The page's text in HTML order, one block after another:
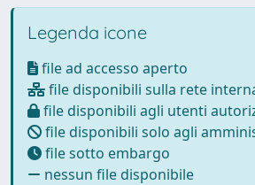
Legenda icone
file ad accesso aperto
file disponibili sulla rete
file disponibili agli utenti
file disponibili solo agli
file sotto embargo
nessun file disponibile